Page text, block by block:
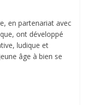
en partenariat avec
ont développé
ludique et
âge à bien se